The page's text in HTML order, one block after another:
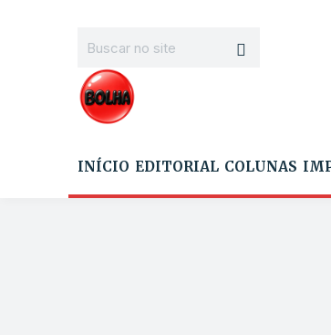
INÍCIO EDITORIAL COLUNAS